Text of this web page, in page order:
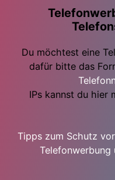
Du möchtest eine
dafür bitte das
IPs kannst du hier
Tipps zum Schutz
Telefonwerbung